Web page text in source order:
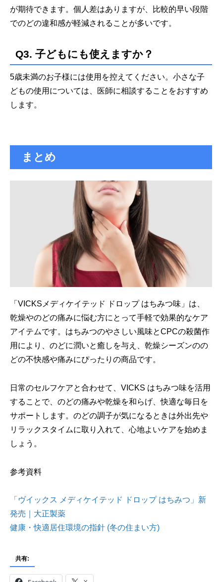
が期待できます。個人差はありますが、比較的早い段階
でのどの違和感が軽減されることが多いです。
Q3. 子どもにも使えますか？
5歳未満のお子様には使用を控えてください。小さな子
どもの使用については、医師に相談することをおすすめ
します。
まとめ
「VICKSメディケイテッド ドロップ はちみつ味」は、
乾燥やのどの痛みに悩む方にとって手軽で効果的なケア
アイテムです。はちみつのやさしい風味とCPCの殺菌作
用により、のどに潤いと癒しを与え、乾燥シーズンのの
どの不快感や痛みにぴったりの商品です。
日常のセルフケアと合わせて、VICKS はちみつ味を活用
することで、のどの痛みや乾燥を和らげ、快適な毎日を
サポートします。のどの調子が気になるときは外出先や
リラックスタイムに取り入れて、心地よいケアを始めま
しょう。
参考資料
「ヴイックス メディケイテッド ドロップ はちみつ」新
発売｜大正製薬
健康・快適居住環境の指針 (冬の住まい方)
共有: